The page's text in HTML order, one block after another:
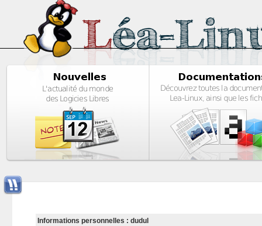
Informations personnelles : dudul